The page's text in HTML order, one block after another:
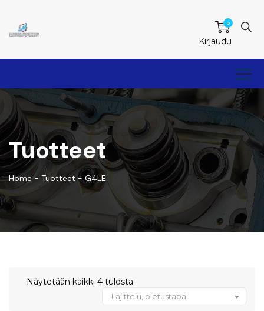
0
Kirjaudu
Tuotteet
Home- Tuotteet -G4LE
Näytetään kaikki 4 tulosta
Lajittelu, oletustapa